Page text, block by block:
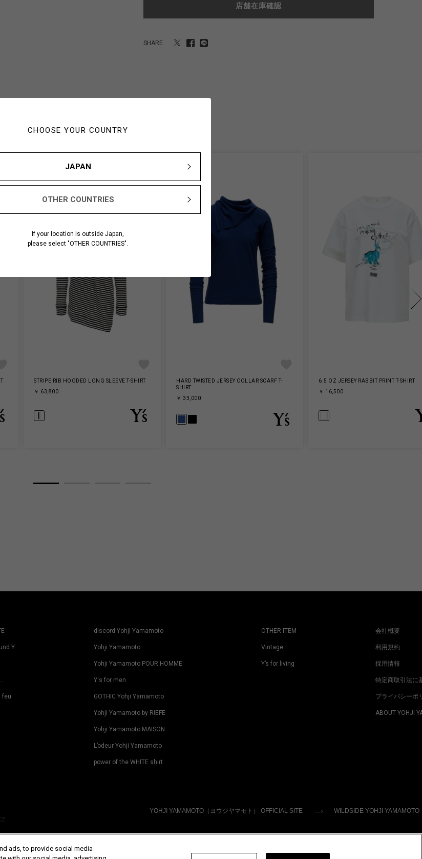
CHOOSE YOUR COUNTRY
JAPAN
OTHER COUNTRIES
If your location is outside Japan,
please select "OTHER COUNTRIES".
店舗在庫確認
SHARE
あなたにおすすめのアイテム
STRIPE RIB HOODED LONG SLEEVE T-SHIRT
￥ 63,800
HARD TWISTED JERSEY COLLAR SCARF T-
SHIRT
￥ 33,000
6.5 OZ JERSEY RABBIT PRINT T-SHIRT
￥ 16,500
Y
feu
discord Yohji Yamamoto
Yohji Yamamoto
Yohji Yamamoto POUR HOMME
Y's for men
GOTHIC Yohji Yamamoto
Yohji Yamamoto by RIEFE
Yohji Yamamoto MAISON
L’odeur Yohji Yamamoto
power of the WHITE shirt
OTHER ITEM
Vintage
Y’s for living
会社概要
利用規約
採用情報
特定商取引法に
プライバシーポ
ABOUT YOHJI
YOHJI YAMAMOTO（ヨウジヤマモト） OFFICIAL SITE WILDSIDE YOHJI YAMAMOTO
ads, to provide social media